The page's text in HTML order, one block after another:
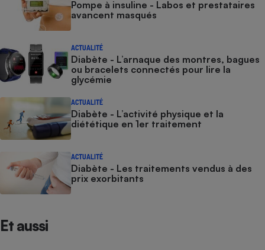
Pompe à insuline - Labos et prestataires
avancent masqués
ACTUALITÉ
Diabète - L’arnaque des montres, bagues
ou bracelets connectés pour lire la
glycémie
ACTUALITÉ
Diabète - L’activité physique et la
diététique en 1er traitement
ACTUALITÉ
Diabète - Les traitements vendus à des
prix exorbitants
Et aussi